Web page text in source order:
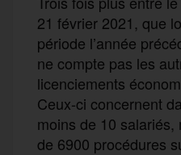
21 février 2021, que
période l’année
ne compte pas les
licenciements
Ceux-ci concernent
moins de 10
de 6900 procédures